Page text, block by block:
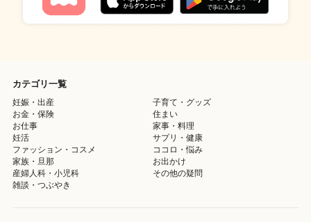
カテゴリ一覧
妊娠・出産
子育て・グッズ
お金・保険
住まい
お仕事
家事・料理
妊活
サプリ・健康
ファッション・コスメ
ココロ・悩み
家族・旦那
お出かけ
産婦人科・小児科
その他の疑問
雑談・つぶやき